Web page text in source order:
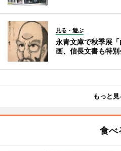
見る・遊ぶ
永青文庫で秋季展
画、信長文書も特
もっと見
食べ